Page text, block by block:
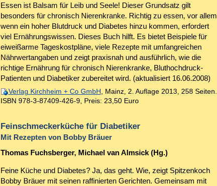
Essen ist Balsam für Leib und Seele! Dieser Grundsatz gilt
besonders für chronisch Nierenkranke. Richtig zu essen, vor allem
wenn ein hoher Blutdruck und Diabetes hinzu kommen, erfordert
viel Ernährungswissen. Dieses Buch hilft. Es bietet Beispiele für
eiweißarme Tageskostpläne, viele Rezepte mit umfangreichen
Nährwertangaben und zeigt praxisnah und ausführlich, wie die
richtige Ernährung für chronisch Nierenkranke, Bluthochdruck-
Patienten und Diabetiker zubereitet wird. (aktualisiert 16.06.2008)
Verlag Kirchheim + Co GmbH , Mainz, 2. Auflage 2013, 258 Seiten.
ISBN 978-3-87409-426-9, Preis: 23,50 Euro
Feinschmeckerküche für Diabetiker
Mit Rezepten von Bobby Bräuer
Thomas Fuchsberger, Michael van Almsick (Hg.)
Feine Küche und Diabetes? Ja, das geht. Wie, zeigt Spitzenkoch
Bobby Bräuer mit seinen raffinierten Gerichten. Gemeinsam mit